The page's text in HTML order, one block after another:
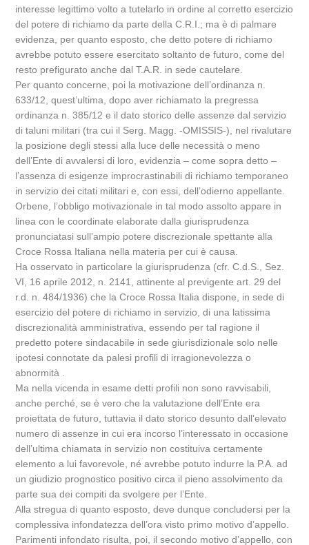
interesse legittimo volto a tutelarlo in ordine al corretto esercizio
del potere di richiamo da parte della C.R.I.; ma è di palmare
evidenza, per quanto esposto, che detto potere di richiamo
avrebbe potuto essere esercitato soltanto de futuro, come del
resto prefigurato anche dal T.A.R. in sede cautelare.
Per quanto concerne, poi la motivazione dell’ordinanza n.
633/12, quest’ultima, dopo aver richiamato la pregressa
ordinanza n. 385/12 e il dato storico delle assenze dal servizio
di taluni militari (tra cui il Serg. Magg. -OMISSIS-), nel rivalutare
la posizione degli stessi alla luce delle necessità o meno
dell’Ente di avvalersi di loro, evidenzia – come sopra detto –
l’assenza di esigenze improcrastinabili di richiamo temporaneo
in servizio dei citati militari e, con essi, dell’odierno appellante.
Orbene, l’obbligo motivazionale in tal modo assolto appare in
linea con le coordinate elaborate dalla giurisprudenza
pronunciatasi sull’ampio potere discrezionale spettante alla
Croce Rossa Italiana nella materia per cui è causa.
Ha osservato in particolare la giurisprudenza (cfr. C.d.S., Sez.
VI, 16 aprile 2012, n. 2141, attinente al previgente art. 29 del
r.d. n. 484/1936) che la Croce Rossa Italia dispone, in sede di
esercizio del potere di richiamo in servizio, di una latissima
discrezionalità amministrativa, essendo per tal ragione il
predetto potere sindacabile in sede giurisdizionale solo nelle
ipotesi connotate da palesi profili di irragionevolezza o
abnormità .
Ma nella vicenda in esame detti profili non sono ravvisabili,
anche perché, se è vero che la valutazione dell’Ente era
proiettata de futuro, tuttavia il dato storico desunto dall’elevato
numero di assenze in cui era incorso l’interessato in occasione
dell’ultima chiamata in servizio non costituiva certamente
elemento a lui favorevole, né avrebbe potuto indurre la P.A. ad
un giudizio prognostico positivo circa il pieno assolvimento da
parte sua dei compiti da svolgere per l’Ente.
Alla stregua di quanto esposto, deve dunque concludersi per la
complessiva infondatezza dell’ora visto primo motivo d’appello.
Parimenti infondato risulta, poi, il secondo motivo d’appello, con